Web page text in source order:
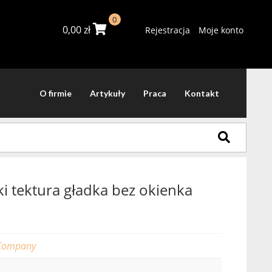
0,00zł
0
Rejestracja Moje konto
O firmie Artykuły Praca Kontakt
tektura gładka bez okienka